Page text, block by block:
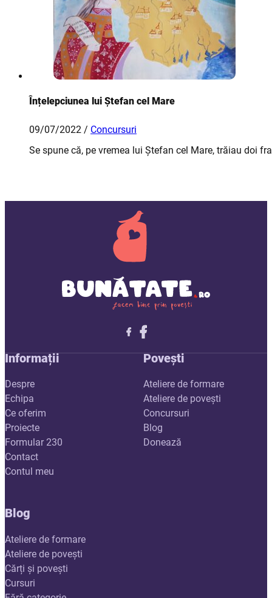
Înțelepciunea lui Ștefan cel Mare
09/07/2022 / Concursuri
Se spune că, pe vremea lui Ștefan cel Mare, trăiau doi
Follow me on X
Follow me on LinkedIn
Follow me on X
Informații
Despre
Echipa
Ce oferim
Proiecte
Formular 230
Contact
Contul meu
Povești
Ateliere de formare
Ateliere de povești
Concursuri
Blog
Donează
Blog
Ateliere de formare
Ateliere de povești
Cărți și povești
Cursuri